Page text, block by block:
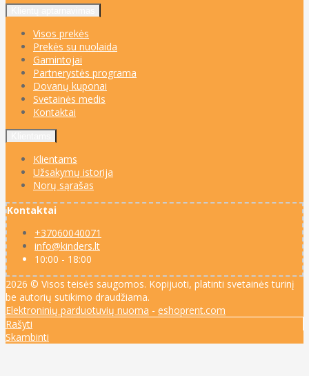
Visos prekės
Prekės su nuolaida
Gamintojai
Partnerystės programa
Dovanų kuponai
Svetainės medis
Kontaktai
Klientams
Užsakymų istorija
Norų sąrašas
Kontaktai
+37060040071
info@kinders.lt
10:00 - 18:00
2026 © Visos teisės saugomos. Kopijuoti, platinti svetainės turinį
be autorių sutikimo draudžiama.
Elektroninių parduotuvių nuoma - eshoprent.com
Rašyti
Skambinti